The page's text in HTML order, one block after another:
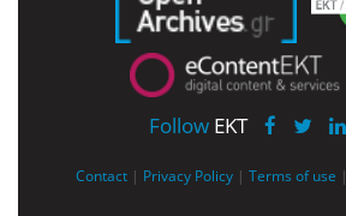
Follow EKT
Contact | Privacy Policy | Terms of use |